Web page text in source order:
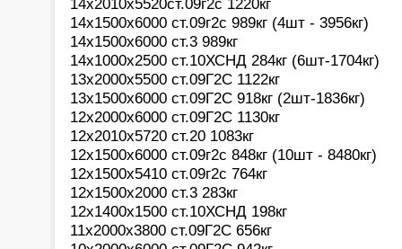
14х1500х6000 ст.09г2с 989кг (4шт - 3956кг)
14х1500х6000 ст.3 989кг
14х1000х2500 ст.10ХСНД 284кг (6шт-1704кг)
13х2000х5500 ст.09Г2С 1122кг
13х1500х6000 ст.09Г2С 918кг (2шт-1836кг)
12х2000х6000 ст.09Г2С 1130кг
12х2010х5720 ст.20 1083кг
12х1500х6000 ст.09г2с 848кг (10шт - 8480кг)
12х1500х5410 ст.09г2с 764кг
12х1500х2000 ст.3 283кг
12х1400х1500 ст.10ХСНД 198кг
11х2000х3800 ст.09Г2С 656кг